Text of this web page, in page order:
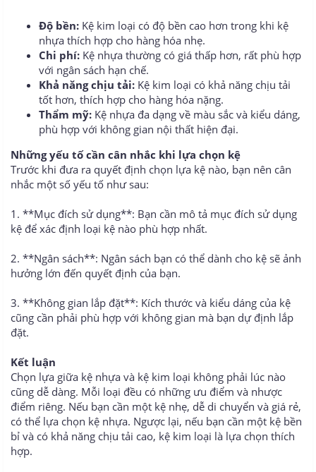
Độ bền: Kệ kim loại có độ bền cao hơn trong khi kệ
nhựa thích hợp cho hàng hóa nhẹ.
Chi phí: Kệ nhựa thường có giá thấp hơn, rất phù hợp
với ngân sách hạn chế.
Khả năng chịu tải: Kệ kim loại có khả năng chịu tải
tốt hơn, thích hợp cho hàng hóa nặng.
Thẩm mỹ: Kệ nhựa đa dạng về màu sắc và kiểu dáng,
phù hợp với không gian nội thất hiện đại.
Những yếu tố cần cân nhắc khi lựa chọn kệ
Trước khi đưa ra quyết định chọn lựa kệ nào, bạn nên cân
nhắc một số yếu tố như sau:
1. **Mục đích sử dụng**: Bạn cần mô tả mục đích sử dụng
kệ để xác định loại kệ nào phù hợp nhất.
2. **Ngân sách**: Ngân sách bạn có thể dành cho kệ sẽ ảnh
hưởng lớn đến quyết định của bạn.
3. **Không gian lắp đặt**: Kích thước và kiểu dáng của kệ
cũng cần phải phù hợp với không gian mà bạn dự định lắp
đặt.
Kết luận
Chọn lựa giữa kệ nhựa và kệ kim loại không phải lúc nào
cũng dễ dàng. Mỗi loại đều có những ưu điểm và nhược
điểm riêng. Nếu bạn cần một kệ nhẹ, dễ di chuyển và giá rẻ,
có thể lựa chọn kệ nhựa. Ngược lại, nếu bạn cần một kệ bền
bỉ và có khả năng chịu tải cao, kệ kim loại là lựa chọn thích
hợp.